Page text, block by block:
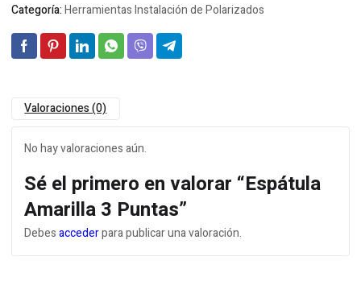
Categoría:Herramientas Instalación de Polarizados
Valoraciones (0)
No hay valoraciones aún.
Sé el primero en valorar “Espátula
Amarilla 3 Puntas”
Debesaccederpara publicar una valoración.